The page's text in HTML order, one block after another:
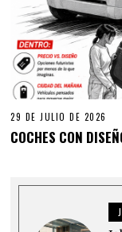
29 DE JULIO DE 2026
COCHES CON